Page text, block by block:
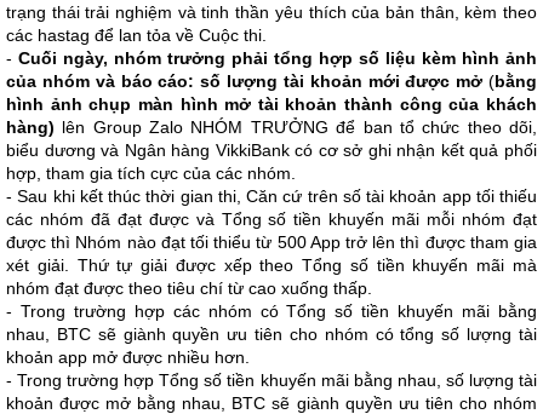
trạng thái trải nghiệm và tinh thần yêu thích của bản thân, kèm theo
các hastag để lan tỏa về Cuộc thi.
- Cuối ngày, nhóm trưởng phải tổng hợp số liệu kèm hình ảnh
của nhóm và báo cáo: số lượng tài khoản mới được mở (bằng
hình ảnh chụp màn hình mở tài khoản thành công của khách
hàng) lên Group Zalo NHÓM TRƯỞNG để ban tổ chức theo dõi,
biểu dương và Ngân hàng VikkiBank có cơ sở ghi nhận kết quả phối
hợp, tham gia tích cực của các nhóm.
- Sau khi kết thúc thời gian thi, Căn cứ trên số tài khoản app tối thiếu
các nhóm đã đạt được và Tổng số tiền khuyến mãi mỗi nhóm đạt
được thì Nhóm nào đạt tối thiểu từ 500 App trở lên thì được tham gia
xét giải. Thứ tự giải được xếp theo Tổng số tiền khuyến mãi mà
nhóm đạt được theo tiêu chí từ cao xuống thấp.
- Trong trường hợp các nhóm có Tổng số tiền khuyến mãi bằng
nhau, BTC sẽ giành quyền ưu tiên cho nhóm có tổng số lượng tài
khoản app mở được nhiều hơn.
- Trong trường hợp Tổng số tiền khuyến mãi bằng nhau, số lượng tài
khoản được mở bằng nhau, BTC sẽ giành quyền ưu tiên cho nhóm